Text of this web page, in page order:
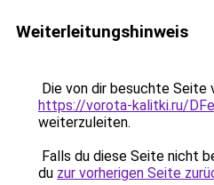
Weiterleitungshinweis
Die von dir besuchte Seite
https://vorota-kalitki.ru/
weiterzuleiten.
Falls du diese Seite nicht
du zur vorherigen Seite